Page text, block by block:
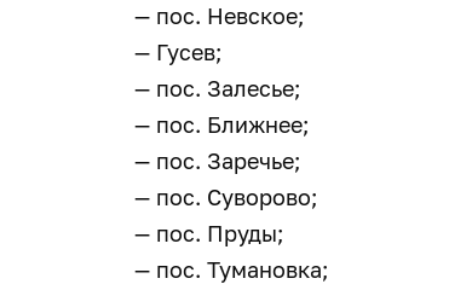
— пос. Невское;
— Гусев;
— пос. Залесье;
— пос. Ближнее;
— пос. Заречье;
— пос. Суворово;
— пос. Пруды;
— пос. Тумановка;